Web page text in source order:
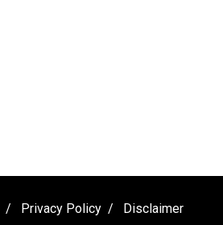
Privacy Policy Disclaimer